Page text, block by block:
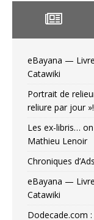
eBayana —
Catawiki
Portrait de
reliure par jour »!
Les ex-libris…
Mathieu Lenoir
Chroniques
eBayana —
Catawiki
Dodecade.com